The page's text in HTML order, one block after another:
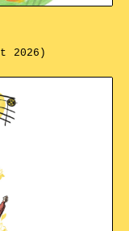
2026)